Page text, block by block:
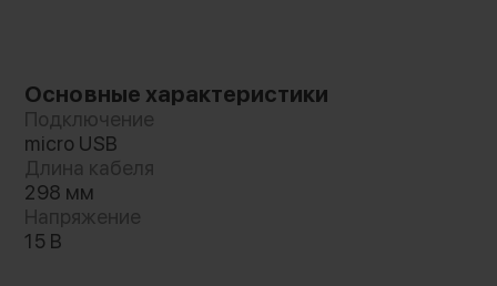
Основные характеристики
Подключение
micro USB
Длина кабеля
298 мм
Напряжение
15 В